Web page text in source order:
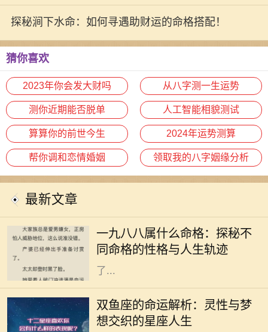
探秘涧下水命：如何寻遇助财运的命格搭配！
猜你喜欢
2023年你会发大财吗 从八字测一生运势
测你近期能否脱单 人工智能相貌测试
算算你的前世今生 2024年运势测算
帮你调和恋情婚姻 领取我的八字姻缘分析
最新文章
一九八八属什么命格：探秘不
同命格的性格与人生轨迹
中国传统命理中的龙年。按照五行理
论，戊辰年对应的五行是土，这为出
生在这一年的朋友们的命格特征奠定
了...
双鱼座的命运解析：灵性与梦
想交织的星座人生
双鱼座，作为十二星座中的最后一个
星座，象征着无尽的灵性与感性。双
鱼座的人通常极具同情心，对周围人
的情感极为敏感，他们像海洋一般深